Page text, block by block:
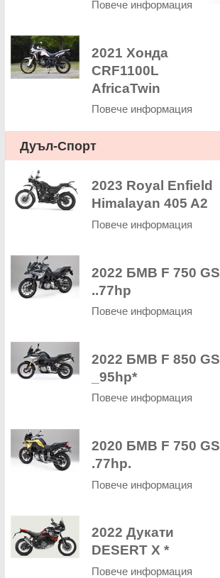
Повече информация
2021 Хонда
CRF1100L
AfricaTwin
Повече информация
Дуъл-Спорт
2023 Royal Enfield
Himalayan 405 A2
Повече информация
2022 БМВ F 750 GS
..77hp
Повече информация
2022 БМВ F 850 GS
_95hp*
Повече информация
2020 БМВ F 750 GS
.77hp.
Повече информация
2022 Дукати
DESERT X *
Повече информация